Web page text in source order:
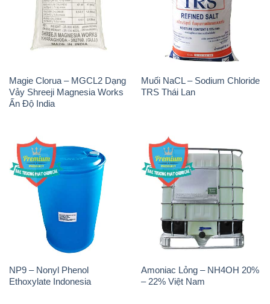
Chất Tạo Đặc Hec Mecellose
– Cenllulose Ether Nhật Bản
Japan
Sodium Sulfide NA2S – Đá
Thối Liyuan Trung Quốc China